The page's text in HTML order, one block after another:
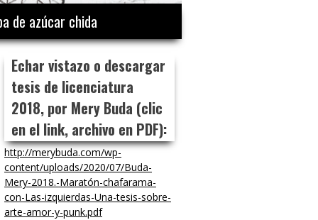
de azúcar chida
Echar vistazo o descargar
tesis de licenciatura
2018, por Mery Buda (clic
en el link, archivo en PDF):
http://merybuda.com/wp-
content/uploads/2020/07/Buda-
Mery-2018.-Maratón-chafarama-
con-Las-izquierdas-Una-tesis-sobre-
arte-amor-y-punk.pdf